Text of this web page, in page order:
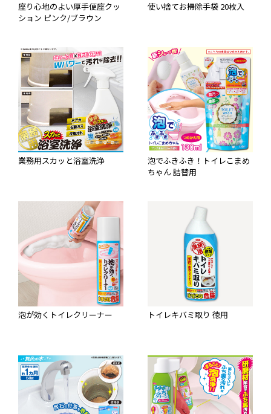
座り心地のよい厚手便座クッ
ション ピンク/ブラウン
使い捨てお掃除手袋 20枚入
業務用スカッと浴室洗浄
泡でふきふき！トイレこまめ
ちゃん 詰替用
泡が効くトイレクリーナー トイレキバミ取り 徳用